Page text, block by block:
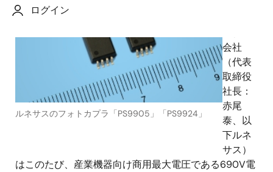
ログイン
ルネサスのフォトカプラ「PS9905」「PS9924」
会社
（代表
取締役
社長：
赤尾
泰、以
下ルネ
サス）
はこのたび、産業機器向け商用最大電圧である690V電